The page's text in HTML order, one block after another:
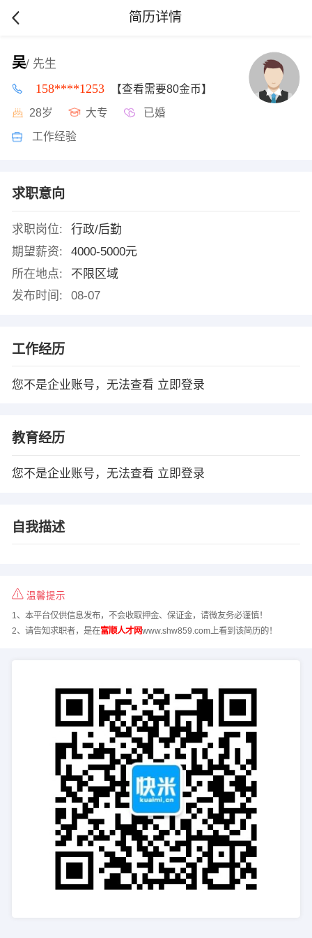
简历详情
吴/ 先生
158****1253 【查看需要80金币】
28岁 大专 已婚
工作经验
求职意向
求职岗位:
行政/后勤
期望薪资:
4000-5000元
所在地点:
不限区域
发布时间:
08-07
工作经历
您不是企业账号，无法查看 立即登录
教育经历
您不是企业账号，无法查看 立即登录
自我描述
温馨提示
1、本平台仅供信息发布，不会收取押金、保证金，请微友务必谨慎！
2、请告知求职者，是在富顺人才网www.shw859.com上看到该简历的！